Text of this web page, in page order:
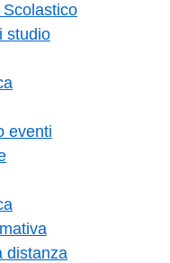
studio
eventi
distanza